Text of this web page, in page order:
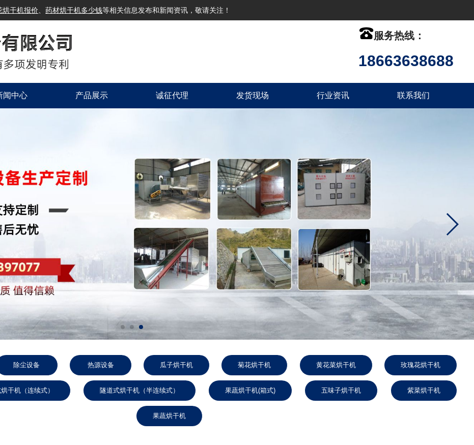
烘干机报价 、药材烘干机多少钱等相关信息发布和新闻资讯，敬请关注！
服务热线：
18663638688
闻中心 产品展示 诚征代理 发货现场 行业资讯 联系我们
除尘设备 热源设备 瓜子烘干机 菊花烘干机 黄花菜烘干机 玫瑰花烘干机
干机（连续式） 隧道式烘干机（半连续式） 果蔬烘干机(箱式) 五味子烘干机 紫菜烘干机
果蔬烘干机